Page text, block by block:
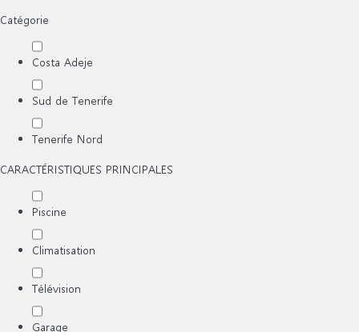
Catégorie
Costa Adeje
Sud de Tenerife
Tenerife Nord
CARACTÉRISTIQUES PRINCIPALES
Piscine
Climatisation
Télévision
Garage